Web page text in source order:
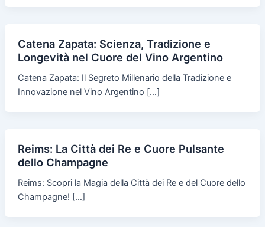
Catena Zapata: Scienza, Tradizione e
Longevità nel Cuore del Vino Argentino
Catena Zapata: Il Segreto Millenario della Tradizione e
Innovazione nel Vino Argentino […]
Reims: La Città dei Re e Cuore Pulsante
dello Champagne
Reims: Scopri la Magia della Città dei Re e del Cuore dello
Champagne! […]